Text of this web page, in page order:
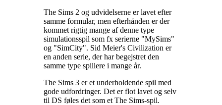
The Sims 2 og udvidelserne er lavet efter
samme formular, men efterhånden er der
kommet rigtig mange af denne type
simulationsspil som fx serierne "MySims"
og "SimCity". Sid Meier's Civilization er
en anden serie, der har begejstret den
samme type spillere i mange år.
The Sims 3 er et underholdende spil med
gode udfordringer. Det er flot lavet og selv
til DS føles det som et The Sims-spil.